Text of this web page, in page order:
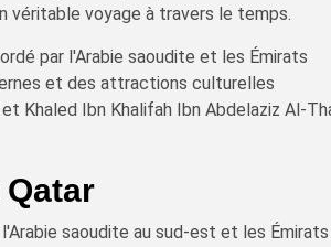
véritable voyage à travers le temps.
par l'Arabie saoudite et les Émirats
et des attractions culturelles
Khaled Ibn Khalifah Ibn Abdelaziz Al-
saoudite au sud-est et les Émirats